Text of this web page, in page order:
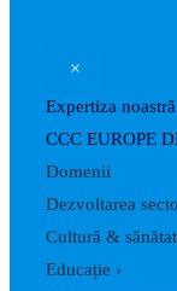
×
Expertiza noastră
CCC EUROPE
Domenii
Dezvoltarea
Cultură &
Educație ›